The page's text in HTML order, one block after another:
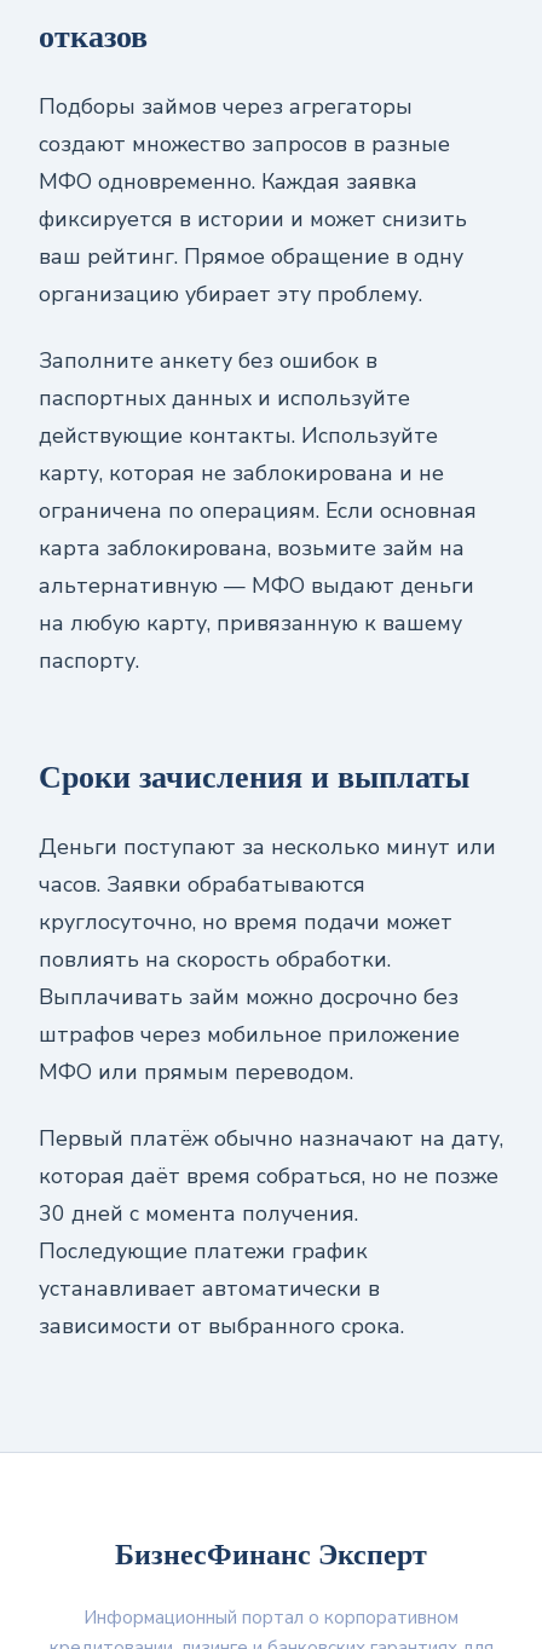
отказов
Подборы займов через агрегаторы
создают множество запросов в разные
МФО одновременно. Каждая заявка
фиксируется в истории и может снизить
ваш рейтинг. Прямое обращение в одну
организацию убирает эту проблему.
Заполните анкету без ошибок в
паспортных данных и используйте
действующие контакты. Используйте
карту, которая не заблокирована и не
ограничена по операциям. Если основная
карта заблокирована, возьмите займ на
альтернативную — МФО выдают деньги
на любую карту, привязанную к вашему
паспорту.
Сроки зачисления и выплаты
Деньги поступают за несколько минут или
часов. Заявки обрабатываются
круглосуточно, но время подачи может
повлиять на скорость обработки.
Выплачивать займ можно досрочно без
штрафов через мобильное приложение
МФО или прямым переводом.
Первый платёж обычно назначают на дату,
которая даёт время собраться, но не позже
30 дней с момента получения.
Последующие платежи график
устанавливает автоматически в
зависимости от выбранного срока.
БизнесФинанс Эксперт
Информационный портал о корпоративном